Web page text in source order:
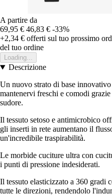
A partire da
69,95 € 46,83 € -33%
+2,34 € offerti sul tuo prossimo
del tuo ordine
Loading...
Descrizione
Un nuovo strato di base
mantenervi freschi e comodi
sudore.
Il tessuto setoso e antimicrobico
gli inserti in rete aumentano il
un'incredibile traspirabilità.
Le morbide cuciture ultra con
i punti di pressione indesiderati.
Il tessuto elasticizzato a 360 gradi
tutte le direzioni, rendendolo